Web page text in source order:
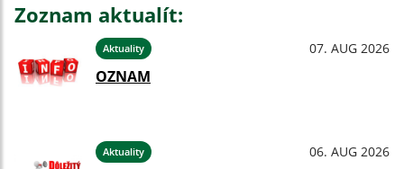
Zoznam aktualít:
Aktuality 07. AUG 2026
OZNAM
Aktuality 06. AUG 2026